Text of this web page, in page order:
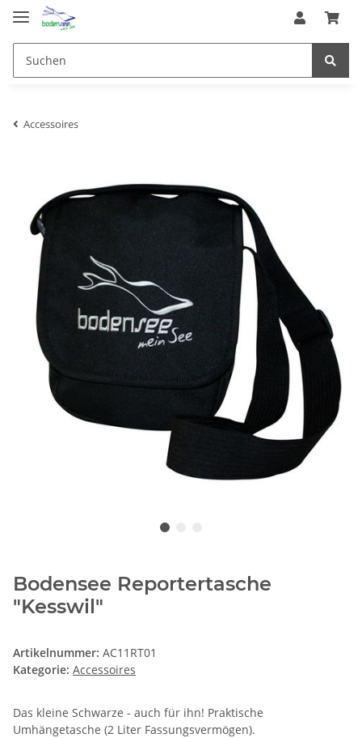
Accessoires
Bodensee Reportertasche
"Kesswil"
Artikelnummer: AC11RT01
Kategorie: Accessoires
Das kleine Schwarze - auch für ihn! Praktische
Umhängetasche (2 Liter Fassungsvermögen).